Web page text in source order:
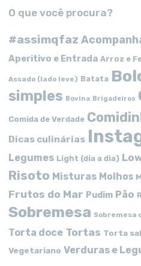
O que você procura?
#assimqfaz
Aperitivo e Entrada Arroz e
Assado (lado leve) Batata
simples Bovina Brigadeiros
Comida de Verdade
Dicas culinárias
Legumes Light (dia a dia)
Risoto Misturas Molhos
Frutos do Mar Pudim Pão
Sobremesa Sobremesa
Torta doce Tortas Torta
Vegetariano Verduras e